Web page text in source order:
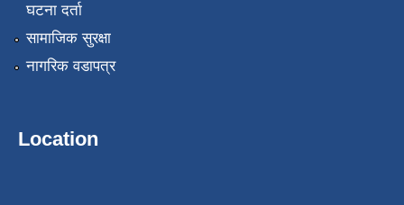
घटना दर्ता
सामाजिक सुरक्षा
नागरिक वडापत्र
Location